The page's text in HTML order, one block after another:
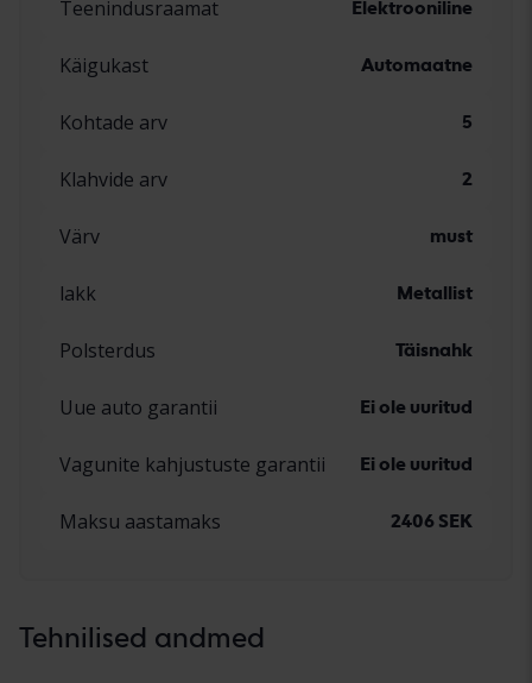
Teenindusraamat Elektrooniline
Käigukast Automaatne
Kohtade arv 5
Klahvide arv 2
Värv must
lakk Metallist
Polsterdus Täisnahk
Uue auto garantii Ei ole uuritud
Vagunite kahjustuste garantii Ei ole uuritud
Maksu aastamaks 2406 SEK
Tehnilised andmed